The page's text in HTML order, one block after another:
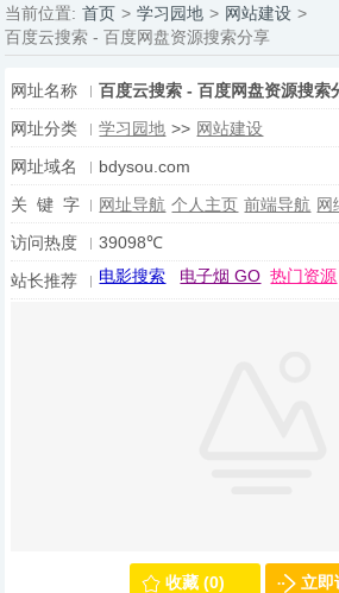
当前位置: 首页 > 学习园地 > 网站建设 >
百度云搜索 - 百度网盘资源搜索分享
网址名称
百度云搜索 - 百度网盘资源搜索
网址分类
学习园地 >> 网站建设
网址域名
bdysou.com
关 键 字
网址导航 个人主页 前端导航 网
访问热度
39098℃
站长推荐
电影搜索 电子烟 GO 热门资源
收藏 (0) 立即